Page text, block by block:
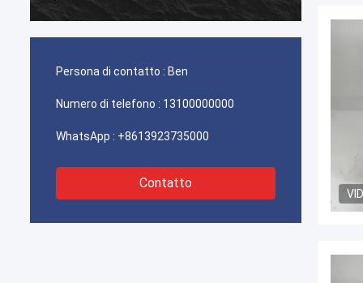
Persona di contatto : Ben
Numero di telefono : 13100000000
WhatsApp : +8613923735000
Contatto